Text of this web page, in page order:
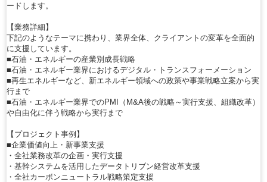
ードします。
【業務詳細】
下記のようなテーマに携わり、業界全体、クライアントの変革を全面的
に支援しています。
■石油・エネルギーの産業別成長戦略
■石油・エネルギー業界におけるデジタル・トランスフォーメーション
■再生エネルギーなど、新エネルギー領域への政策や事業戦略立案から実
行まで
■石油・エネルギー業界でのPMI（M&A後の戦略～実行支援、組織改革）
や自由化に伴う戦略から実行まで
【プロジェクト事例】
■企業価値向上・新事業支援
・全社業務改革の企画・実行支援
・基幹システムを活用したデータトリブン経営改革支援
・全社カーボンニュートラル戦略策定支援